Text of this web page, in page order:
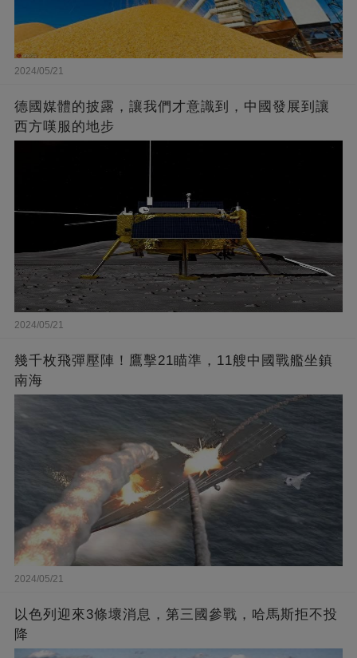
2024/05/21
德國媒體的披露，讓我們才意識到，中國發展到讓
西方嘆服的地步
2024/05/21
幾千枚飛彈壓陣！鷹擊21瞄準，11艘中國戰艦坐鎮
南海
2024/05/21
以色列迎來3條壞消息，第三國參戰，哈馬斯拒不投
降